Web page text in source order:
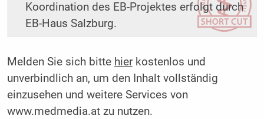
Koordination des EB-Projektes erfolgt durch
EB-Haus Salzburg.
Melden Sie sich bitte hierkostenlos und
unverbindlich an, um den Inhalt vollständig
einzusehen und weitere Services von
www.medmedia.at zu nutzen.